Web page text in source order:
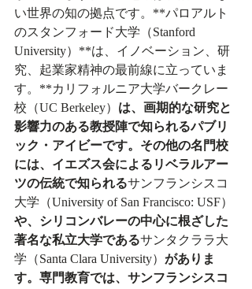
い世界の知の拠点です。**パロアルト
のスタンフォード大学（Stanford
University）**は、イノベーション、研
究、起業家精神の最前線に立っていま
す。**カリフォルニア大学バークレー
校（UC Berkeley） は、画期的な研究と
影響力のある教授陣で知られるパブリ
ック・アイビーです。その他の名門校
には、イエズス会によるリベラルアー
ツの伝統で知られるサンフランシスコ
大学（University of San Francisco: USF）
や、シリコンバレーの中心に根ざした
著名な私立大学であるサンタクララ大
学（Santa Clara University） がありま
す。専門教育では、サンフランシスコ